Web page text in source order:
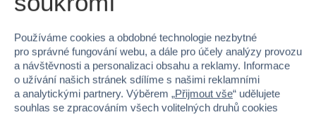
Značka
Řada BABU
Věk od 3
Pohlaví HOLKA, KLUK
Používáme cookies a obdobné technologie nezbytné
pro správné fungování webu, a dále pro účely analýzy provozu
a návštěvnosti a personalizaci obsahu a reklamy. Informace
o užívání našich stránek sdílíme s našimi reklamními
a analytickými partnery. Výběrem „Přijmout vše“ udělujete
souhlas se zpracováním všech volitelných druhů cookies